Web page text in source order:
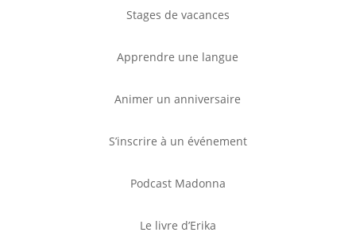
Stages de vacances
Apprendre une langue
Animer un anniversaire
S’inscrire à un événement
Podcast Madonna
Le livre d’Erika